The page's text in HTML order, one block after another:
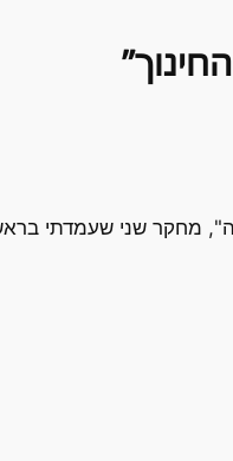
מחקר שני שעמדתי